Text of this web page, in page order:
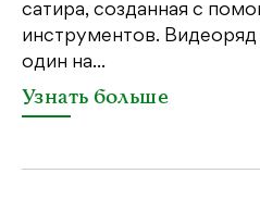
сатира, созданная с
инструментов.
один на...
Узнать больше